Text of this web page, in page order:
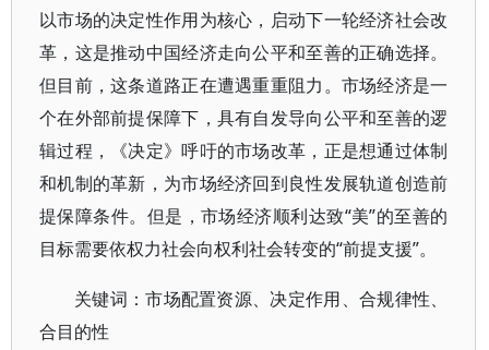
以市场的决定性作用为核心，启动下一轮经济社会改
革，这是推动中国经济走向公平和至善的正确选择。
但目前，这条道路正在遭遇重重阻力。市场经济是一
个在外部前提保障下，具有自发导向公平和至善的逻
辑过程，《决定》呼吁的市场改革，正是想通过体制
和机制的革新，为市场经济回到良性发展轨道创造前
提保障条件。但是，市场经济顺利达致“美”的至善的
目标需要依权力社会向权利社会转变的“前提支援”。
关键词：市场配置资源、决定作用、合规律性、
合目的性